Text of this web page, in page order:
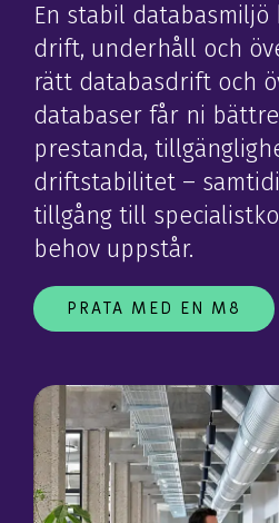
En stabil
drift, underhåll och
rätt databasdrift och
databaser får ni
prestanda,
driftstabilitet –
tillgång till
behov uppstår.
PRATA MED EN M8